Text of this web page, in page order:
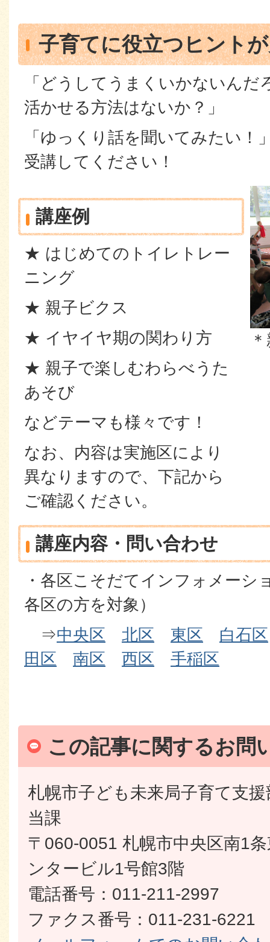
子育てに役立つヒント
「どうしてうまくいかないんだ
活かせる方法はないか？」
「ゆっくり話を聞いてみたい！
受講してください！
講座例
★ はじめてのトイレトレー
ニング
★ 親子ビクス
★ イヤイヤ期の関わり方
★ 親子で楽しむわらべうた
あそび
などテーマも様々です！
なお、内容は実施区により
異なりますので、下記から
ご確認ください。
講座内容・問い合わせ
・各区こそだてインフォメーシ
各区の方を対象）
⇒中央区 北区 東区
白石区
田区
南区 西区 手稲区
この記事に関するお問
札幌市子ども未来局子育て支
当課
〒060-0051 札幌市中央区南1
ンタービル1号館3階
電話番号：011-211-2997
ファクス番号：011-231-6221